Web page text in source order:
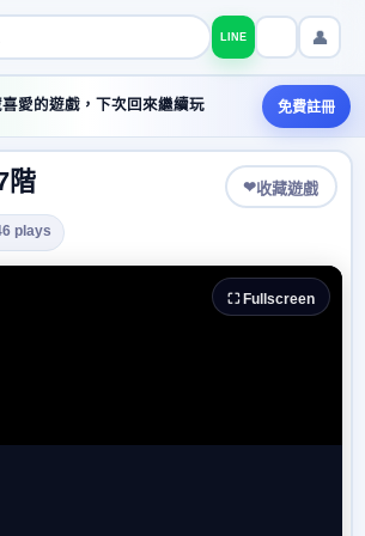
LINE 👤
愛的遊戲，下次回來繼續玩 免費註冊
階 ❤收藏遊戲
plays
⛶ Fullscreen